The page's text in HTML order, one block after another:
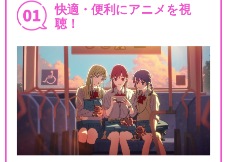
快適・便利にアニメを視
聴！